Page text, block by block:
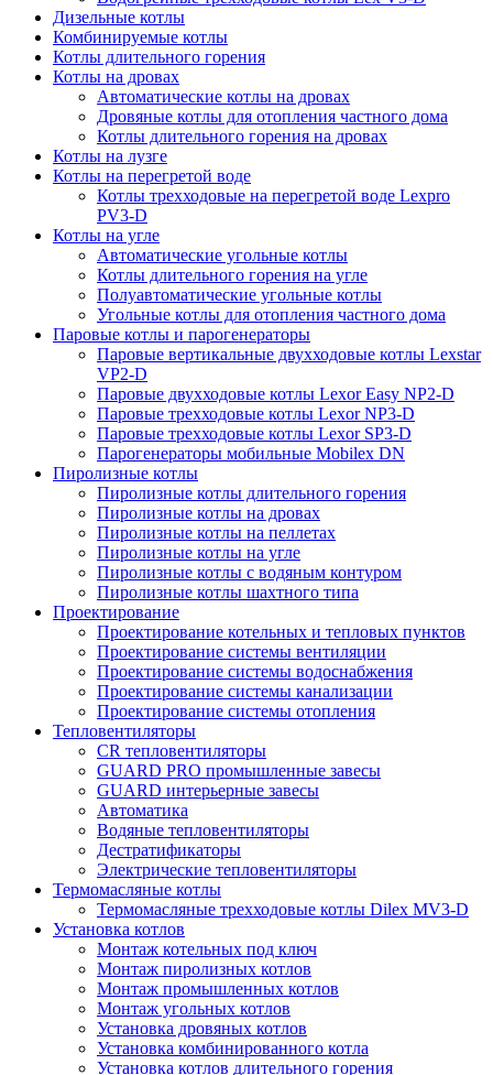
Дизельные котлы
Комбинируемые котлы
Котлы длительного горения
Котлы на дровах
Автоматические котлы на дровах
Дровяные котлы для отопления частного дома
Котлы длительного горения на дровах
Котлы на лузге
Котлы на перегретой воде
Котлы трехходовые на перегретой воде Lexpro
PV3-D
Котлы на угле
Автоматические угольные котлы
Котлы длительного горения на угле
Полуавтоматические угольные котлы
Угольные котлы для отопления частного дома
Паровые котлы и парогенераторы
Паровые вертикальные двухходовые котлы Lexstar
VP2-D
Паровые двухходовые котлы Lexor Easy NP2-D
Паровые трехходовые котлы Lexor NP3-D
Паровые трехходовые котлы Lexor SP3-D
Парогенераторы мобильные Mobilex DN
Пиролизные котлы
Пиролизные котлы длительного горения
Пиролизные котлы на дровах
Пиролизные котлы на пеллетах
Пиролизные котлы на угле
Пиролизные котлы с водяным контуром
Пиролизные котлы шахтного типа
Проектирование
Проектирование котельных и тепловых пунктов
Проектирование системы вентиляции
Проектирование системы водоснабжения
Проектирование системы канализации
Проектирование системы отопления
Тепловентиляторы
CR тепловентиляторы
GUARD PRO промышленные завесы
GUARD интерьерные завесы
Автоматика
Водяные тепловентиляторы
Дестратификаторы
Электрические тепловентиляторы
Термомасляные котлы
Термомасляные трехходовые котлы Dilex MV3-D
Установка котлов
Монтаж котельных под ключ
Монтаж пиролизных котлов
Монтаж промышленных котлов
Монтаж угольных котлов
Установка дровяных котлов
Установка комбинированного котла
Установка котлов длительного горения